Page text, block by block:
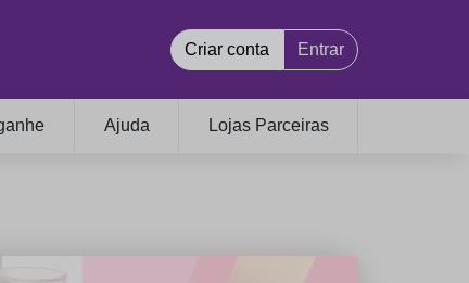
Criar conta Entrar
Ajuda Lojas Parceiras